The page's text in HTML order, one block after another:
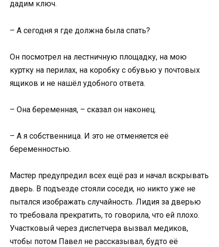
дадим ключ.
– А сегодня я где должна была спать?
Он посмотрел на лестничную площадку, на мою
куртку на перилах, на коробку с обувью у почтовых
ящиков и не нашёл удобного ответа.
– Она беременная, – сказал он наконец.
– А я собственница. И это не отменяется её
беременностью.
Мастер предупредил всех ещё раз и начал вскрывать
дверь. В подъезде стояли соседи, но никто уже не
пытался изображать случайность. Лидия за дверью
то требовала прекратить, то говорила, что ей плохо.
Участковый через диспетчера вызвал медиков,
чтобы потом Павел не рассказывал, будто её